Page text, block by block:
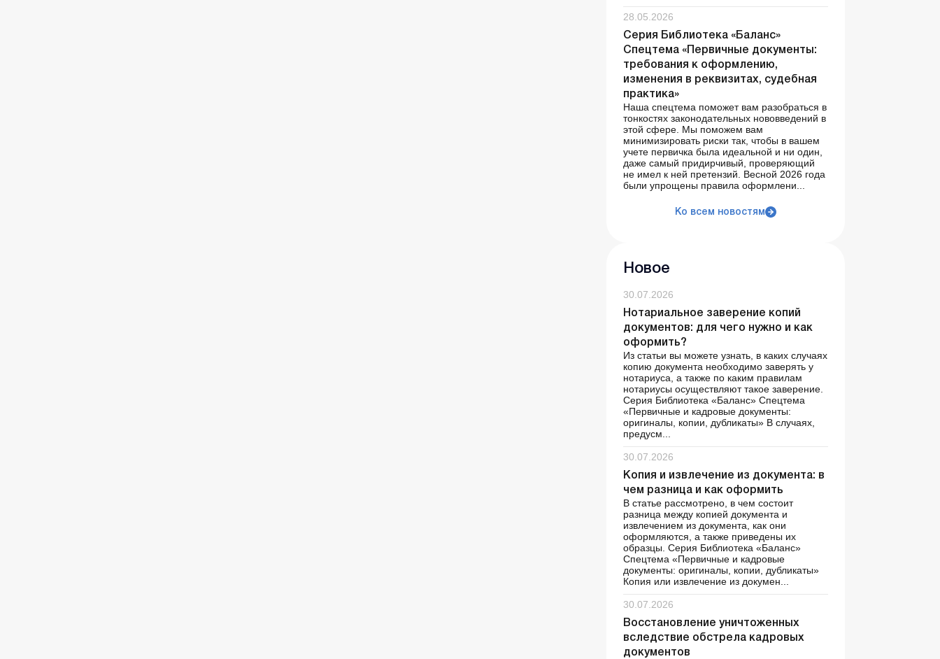
28.05.2026
Серия Библиотека «Баланс»
Спецтема «Первичные документы:
требования к оформлению,
изменения в реквизитах, судебная
практика»
Наша спецтема поможет вам разобраться в
тонкостях законодательных нововведений в
этой сфере. Мы поможем вам
минимизировать риски так, чтобы в вашем
учете первичка была идеальной и ни один,
даже самый придирчивый, проверяющий
не имел к ней претензий. Весной 2026 года
были упрощены правила оформлени...
Ко всем новостям
Новое
30.07.2026
Нотариальное заверение копий
документов: для чего нужно и как
оформить?
Из статьи вы можете узнать, в каких случаях
копию документа необходимо заверять у
нотариуса, а также по каким правилам
нотариусы осуществляют такое заверение.
Серия Библиотека «Баланс» Спецтема
«Первичные и кадровые документы:
оригиналы, копии, дубликаты» В случаях,
предусм...
30.07.2026
Копия и извлечение из документа: в
чем разница и как оформить
В статье рассмотрено, в чем состоит
разница между копией документа и
извлечением из документа, как они
оформляются, а также приведены их
образцы. Серия Библиотека «Баланс»
Спецтема «Первичные и кадровые
документы: оригиналы, копии, дубликаты»
Копия или извлечение из докумен...
30.07.2026
Восстановление уничтоженных
вследствие обстрела кадровых
документов